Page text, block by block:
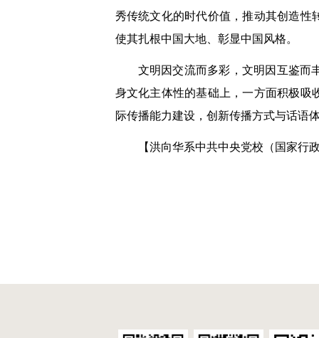
秀传统文化的时代价值，推动其创造性
使其扎根中国大地、彰显中国风格。
文明因交流而多彩，文明因互鉴而
身文化主体性的基础上，一方面积极吸
际传播能力建设，创新传播方式与话语
【洪向华系中共中央党校（国家行